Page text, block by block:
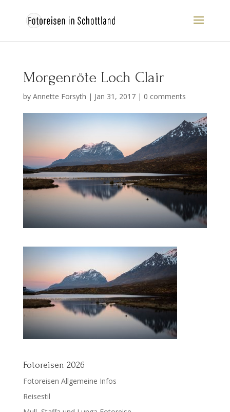
Morgenröte Loch Clair
by Annette Forsyth | Jan 31, 2017| 0 comments
Fotoreisen 2026
Fotoreisen Allgemeine Infos
Reisestil